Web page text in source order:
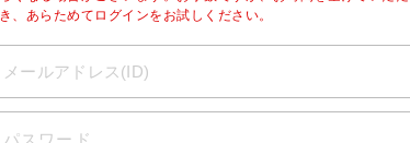
き、あらためてログインをお試しください。